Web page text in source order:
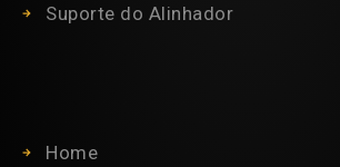
Suporte do Alinhador
Home